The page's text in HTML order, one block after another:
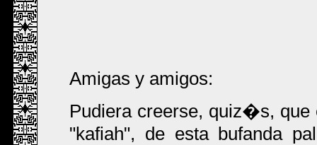
Amigas y amigos:
Pudiera creerse, quiz�s,
"kafiah", de esta bufanda